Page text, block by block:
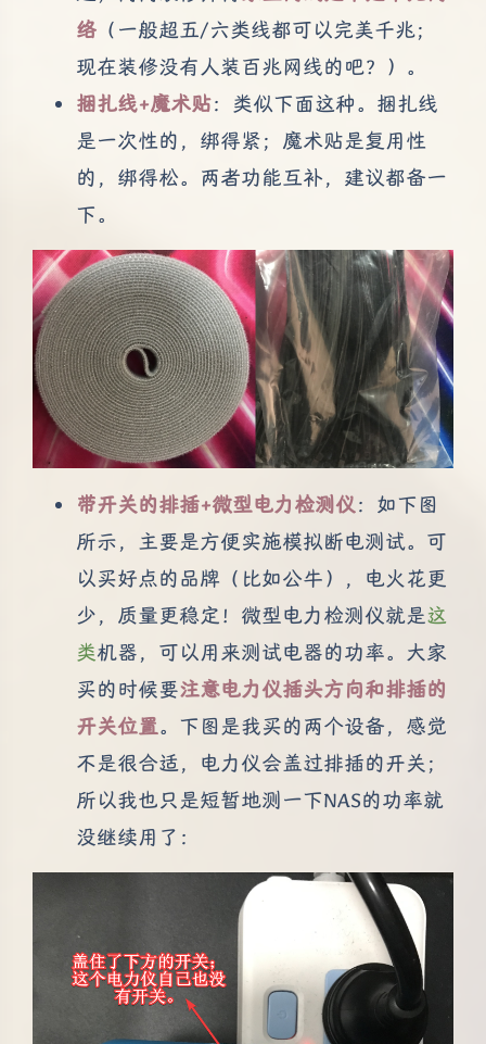
络 （一般超五/六类线都可以完美千兆；
现在装修没有人装百兆网线的吧？）。
捆扎线+魔术贴：类似下面这种。捆扎线
是一次性的，绑得紧；魔术贴是复用性
的，绑得松。两者功能互补，建议都备一
下。
带开关的排插+微型电力检测仪：如下图
所示，主要是方便实施模拟断电测试。可
以买好点的品牌（比如公牛），电火花更
少，质量更稳定！微型电力检测仪就是这
类机器，可以用来测试电器的功率。大家
买的时候要注意电力仪插头方向和排插的
开关位置。下图是我买的两个设备，感觉
不是很合适，电力仪会盖过排插的开关；
所以我也只是短暂地测一下NAS的功率就
没继续用了：